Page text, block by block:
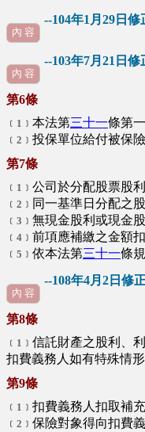
--104年1月29日修
內 容
--103年7月21日修
內 容
第6條
﹝1﹞ 本法第三十一條第
﹝2﹞ 投保單位給付被保
第7條
﹝1﹞ 公司於分配股票股
﹝2﹞ 同一基準日分配之
﹝3﹞ 無現金股利或現金
﹝4﹞ 前項應補繳之金額
﹝5﹞ 依本法第三十一條
--108年4月2日修正
內 容
第8條
﹝1﹞ 信託財產之股利、
扣費義務人如有特殊情
第9條
﹝1﹞ 扣費義務人扣取補
﹝2﹞ 保險對象得向扣費